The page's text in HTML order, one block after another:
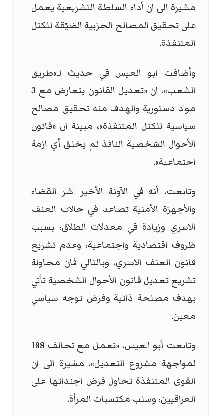
مشيرة الى ان أداء السلطة التشريعية يعمل
على تحقيق المصالح الحزبية الضيّقة للكتل
المتنفذة.
وأضافت ابو العيس في حديث لـ»طريق
الشعب»، ان «تعديل القانون يتعارض مع 3
مواد دستورية والهدف منه تحقيق مصالح
سياسية للكتل المتنفذة»، مبينة ان «قانون
الأحوال الشخصية النافذ لم يخلق أي ازمة
اجتماعية».
وتابعت، أنه في الآونة الأخير اشر القضاء
والأجهزة الأمنية تصاعد في حالات العنف
الاسري وزيادة في معدلات الطلاق، بسبب
ظروف اقتصادية واجتماعية، وعدم تشريع
قانون العنف الاسري، وبالتالي فان محاولة
تشريع تعديل قانون الأحوال الشخصية تأتي
بهدف مصلحة ذاتية وفرض توجه سياسي
معين.
وتابعت أبو العيس، «نعمل مع تحالف 188
لمواجهة مشروع التعديل»، مشيرة الى ان
القوى المتنفذة تحاول فرض اجنداتها على
العراقيين، وسلب مكتسبات المرأة.